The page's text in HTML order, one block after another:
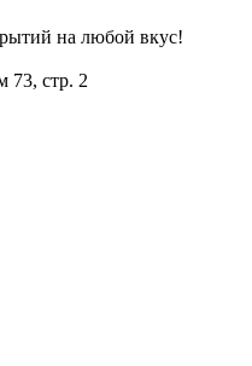
на любой вкус!
73, стр. 2